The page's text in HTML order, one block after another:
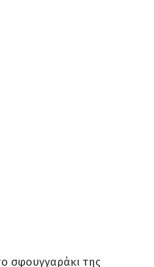
σφουγγαράκι της